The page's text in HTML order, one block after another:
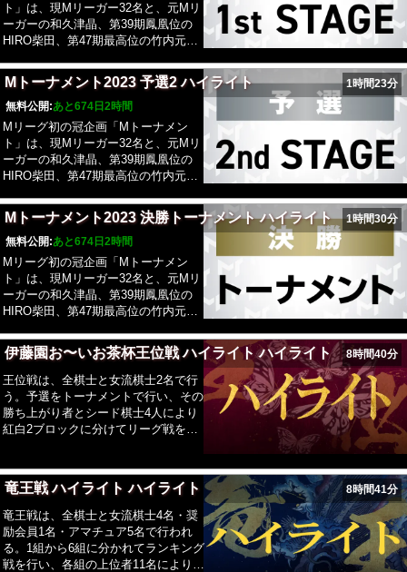
ト」は、現Mリーガー32名と、元Mリ
ーガーの和久津晶、第39期鳳凰位の
HIRO柴田、第47期最高位の竹内元
薦者20名の麻雀界のトッププロ雀士計
52名による個人トーナメント戦になり
ます。「Mリーグ2022-23」の優勝チ
ーム4名は、ベスト16からシードスタ
ートで参戦いたします。本企画の対局
ルールは、「Mリーグルール」を採用
し、2半荘で、2位勝ち抜けの個人トー
Mトーナメント2023 予選2 ハイライト
1時間23分
無料公開:あと674日2時間
Mリーグ初の冠企画「Mトーナメン
ト」は、現Mリーガー32名と、元Mリ
ーガーの和久津晶、第39期鳳凰位の
HIRO柴田、第47期最高位の竹内元
薦者20名の麻雀界のトッププロ雀士計
52名による個人トーナメント戦になり
ます。「Mリーグ2022-23」の優勝チ
ーム4名は、ベスト16からシードスタ
ートで参戦いたします。本企画の対局
ルールは、「Mリーグルール」を採用
し、2半荘で、2位勝ち抜けの個人トー
Mトーナメント2023 決勝トーナメント ハイライト
1時間30分
無料公開:あと674日2時間
Mリーグ初の冠企画「Mトーナメン
ト」は、現Mリーガー32名と、元Mリ
ーガーの和久津晶、第39期鳳凰位の
HIRO柴田、第47期最高位の竹内元
薦者20名の麻雀界のトッププロ雀士計
52名による個人トーナメント戦になり
ます。「Mリーグ2022-23」の優勝チ
ーム4名は、ベスト16からシードスタ
ートで参戦いたします。本企画の対局
ルールは、「Mリーグルール」を採用
伊藤園お〜いお茶杯王位戦 ハイライト ハイライト 8時間40分
王位戦は、全棋士と女流棋士2名で行
う。予選をトーナメントで行い、その
勝ち上がり者とシード棋士4人により
紅白2ブロックに分けてリーグ戦を行
勝1敗で並んだ場合、該当者が2名・3
名に関わらずプレーオフを行う<3名の
場合は、前期成績(前期リーグ勝星>前
期予選勝星)でシード者を決め、1回戦
は残留決定戦を兼ねる)。(2)3勝2敗で
並んだ場合、3名では該当する直接対
竜王戦 ハイライト ハイライト 8時間41分
竜王戦は、全棋士と女流棋士4名・奨
励会員1名・アマチュア5名で行われ
る。1組から6組に分かれてランキング
戦を行い、各組の上位者11名により竜